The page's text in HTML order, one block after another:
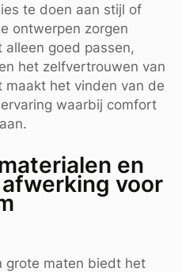
te doen aan stijl of
ontwerpen zorgen
goed passen,
het zelfvertrouwen van
maakt het vinden van de
waarbij comfort
en
voor
grote maten biedt het